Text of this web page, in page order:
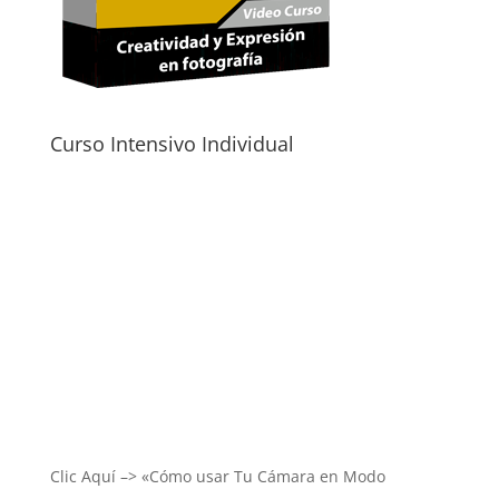
Curso Intensivo Individual
Clic Aquí –> «Cómo usar Tu Cámara en Modo